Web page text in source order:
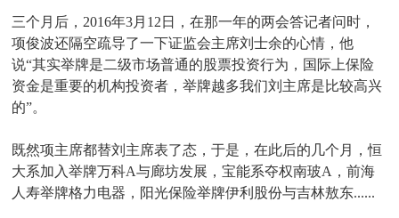
三个月后，2016年3月12日，在那一年的两会答记者问时，
项俊波还隔空疏导了一下证监会主席刘士余的心情，他
说“其实举牌是二级市场普通的股票投资行为，国际上保险
资金是重要的机构投资者，举牌越多我们刘主席是比较高兴
的”。
既然项主席都替刘主席表了态，于是，在此后的几个月，恒
大系加入举牌万科A与廊坊发展，宝能系夺权南玻A，前海
人寿举牌格力电器，阳光保险举牌伊利股份与吉林敖东......